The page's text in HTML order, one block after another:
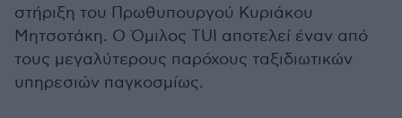
στήριξη του Πρωθυπουργού Κυριάκου
Μητσοτάκη. Ο Όμιλος TUI αποτελεί έναν από
τους μεγαλύτερους παρόχους ταξιδιωτικών
υπηρεσιών παγκοσμίως.